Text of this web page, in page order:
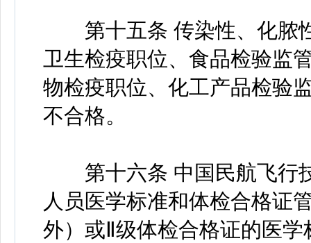
第十五条 传染性、化脓
卫生检疫职位、食品检验监
物检疫职位、化工产品检验
不合格。
第十六条 中国民航飞行
人员医学标准和体检合格证
外）或Ⅱ级体检合格证的医学